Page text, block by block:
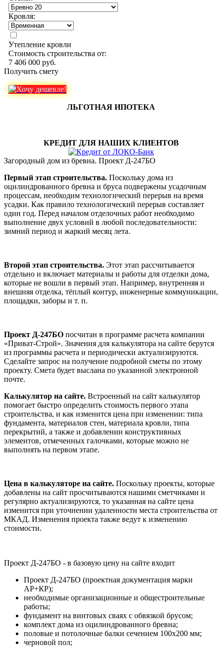
Кровля:
Утепление кровли
Стоимость строительства от:
7 406 000 руб.
Получить смету
ЛЬГОТНАЯ ИПОТЕКА
КРЕДИТ ДЛЯ НАШИХ КЛИЕНТОВ
Загородный дом из бревна. Проект Д-247БО
Первый этап строительства. Поскольку дома из
оцилиндрованного бревна и бруса подвержены усадочным
процессам, необходим технологический перерыв на время
усадки. Как правило технологический перерыв составляет
один год. Перед началом отделочных работ необходимо
выполнение двух условий в любой последовательности:
зимний период и жаркий месяц лета.
Второй этап строительства. Этот этап рассчитывается
отдельно и включает материалы и работы для отделки дома,
которые не вошли в первый этап. Например, внутренняя и
внешняя отделка, тёплый контур, инженерные коммуникации,
площадки, заборы и т. п.
Проект Д-247БО посчитан в программе расчета компании
«Приват-Строй». Значения для калькулятора на сайте берутся
из программы расчета и периодически актуализируются.
Сделайте запрос на получение подробной сметы по этому
проекту. Смета будет выслана по указанной электронной
почте.
Калькулятор на сайте. Встроенный на сайт калькулятор
помогает быстро определить стоимость первого этапа
строительства, и как изменится цена при изменении: типа
фундамента, материалов стен, материала кровли, типа
перекрытий, а также и добавлении конструктивных
элементов, отмеченных галочками, которые можно не
выполнять на первом этапе.
Цена в калькуляторе на сайте. Поскольку проекты, которые
добавлены на сайт просчитываются нашими сметчиками и
регулярно актуализируются, то указанная на сайте цена
изменится при уточнении удаленности места строительства от
МКАД. Изменения проекта также ведут к изменению
стоимости.
Проект Д-247БО - в базовую цену на сайте входит
Проект Д-247БО (проектная документация марки
АР+КР);
необходимые организационные и общестроительные
работы;
фундамент на винтовых сваях с обвязкой брусом;
комплект дома из оцилиндрованного бревна;
половые и потолочные балки сечением 100х200 мм;
черновой пол;